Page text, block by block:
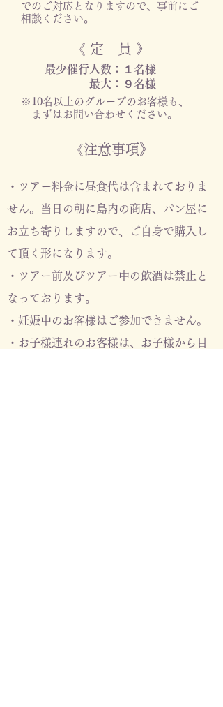
でのご対応となりますので、事前にご
相談ください。
《 定 員 》
※10名以上のグループのお客様も、
​ まずはお問い合わせください。
最少催行人数：１名様
最大：９名様
《注意事項》
・ツアー料金に昼食代は含まれておりま
せん。当日の朝に島内の商店、パン屋に
お立ち寄りしますので、ご自身で購入し
て頂く形になります。
・ツアー前及びツアー中の飲酒は禁止と
なっております。​
・ 妊娠中のお客様はご参加できません。
・お子様連れのお客様は、お子様から目